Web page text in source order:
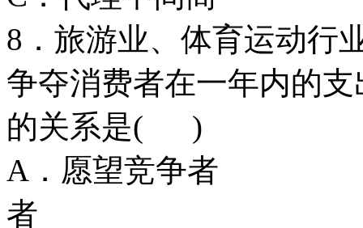
8．旅游业、体育运动行
争夺消费者在一年内的
的关系是( )
A．愿望竞
者